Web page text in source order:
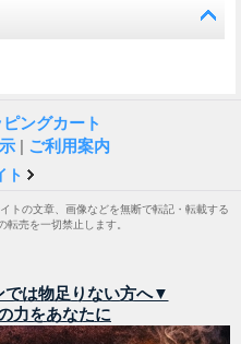
ングカート
| ご利用案内
ト
トの文章、画像などを無断で転記・転載する
転売を一切禁止します。
では物足りない方へ▼
力をあなたに